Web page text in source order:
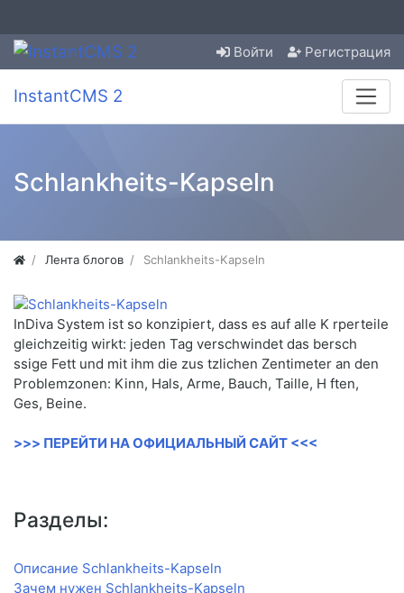
Войти Регистрация
InstantCMS 2
Schlankheits-Kapseln
Лента блогов Schlankheits-Kapseln
InDiva System ist so konzipiert, dass es auf alle K rperteile
gleichzeitig wirkt: jeden Tag verschwindet das bersch
ssige Fett und mit ihm die zus tzlichen Zentimeter an den
Problemzonen: Kinn, Hals, Arme, Bauch, Taille, H ften,
Ges, Beine.
>>> ПЕРЕЙТИ НА ОФИЦИАЛЬНЫЙ САЙТ <<<
Разделы:
Описание Schlankheits-Kapseln
Зачем нужен Schlankheits-Kapseln